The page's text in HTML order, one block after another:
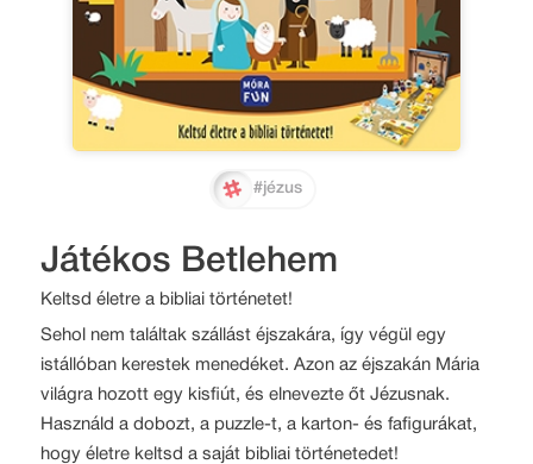
#jézus
Játékos Betlehem
Keltsd életre a bibliai történetet!
Sehol nem találtak szállást éjszakára, így végül egy
istállóban kerestek menedéket. Azon az éjszakán Mária
világra hozott egy kisfiút, és elnevezte őt Jézusnak.
Használd a dobozt, a puzzle-t, a karton- és fafigurákat,
hogy életre keltsd a saját bibliai történetedet!